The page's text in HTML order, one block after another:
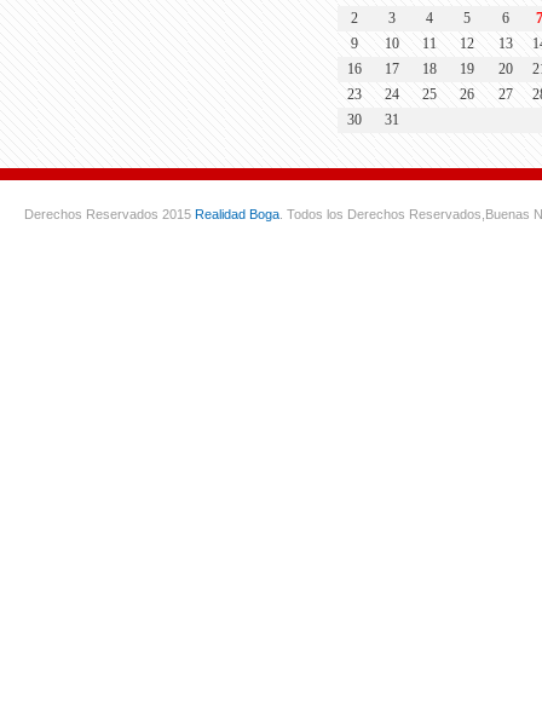
2 3 4 5 6
9
10 11 12 13
16
17 18 19 20
23
24 25 26 27
30
31
Derechos Reservados 2015 Realidad Boga . Todos los Derechos Reservados, Buenas